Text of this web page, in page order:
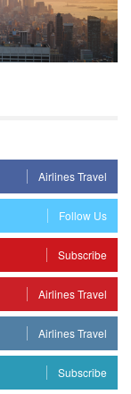
Airlines Travel
Follow Us
Subscribe
Airlines Travel
Airlines Travel
Subscribe